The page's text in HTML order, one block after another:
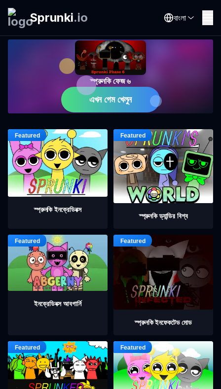
Sprunki.io বাংলা
স্প্রুনকি ফেজ ৬
এখন গেম খেলুন
স্প্রুনকি ইনক্রেডিবক্স
স্প্রুনকি ড্যান্ডির বিশ্ব
ইনক্রেডিবক্স আবগার্নি
স্প্রুনকি ইনফেকটেড মোড